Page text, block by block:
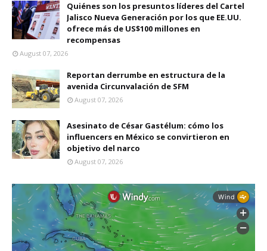
Quiénes son los presuntos líderes del Cartel
Jalisco Nueva Generación por los que EE.UU.
ofrece más de US$100 millones en
recompensas
August 07, 2026
Reportan derrumbe en estructura de la
avenida Circunvalación de SFM
August 07, 2026
Asesinato de César Gastélum: cómo los
influencers en México se convirtieron en
objetivo del narco
August 07, 2026